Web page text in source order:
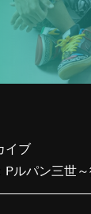
イブ
ルパン三世